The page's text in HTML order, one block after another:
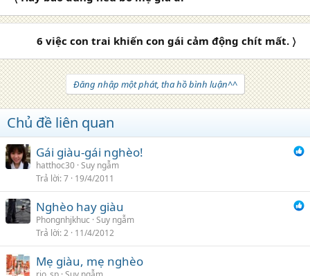
o
6 việc con trai khiến con gái cảm động chít mất. 〉
Đăng nhập một phát, tha hồ bình luận^^
Chủ đề liên quan
Gái giàu-gái nghèo!
hatthoc30 Suy ngẫm
Trả lời 7 19/4/2011
Nghèo hay giàu
Phongnhjkhuc Suy ngẫm
Trả lời 2 11/4/2012
Mẹ giàu, mẹ nghèo